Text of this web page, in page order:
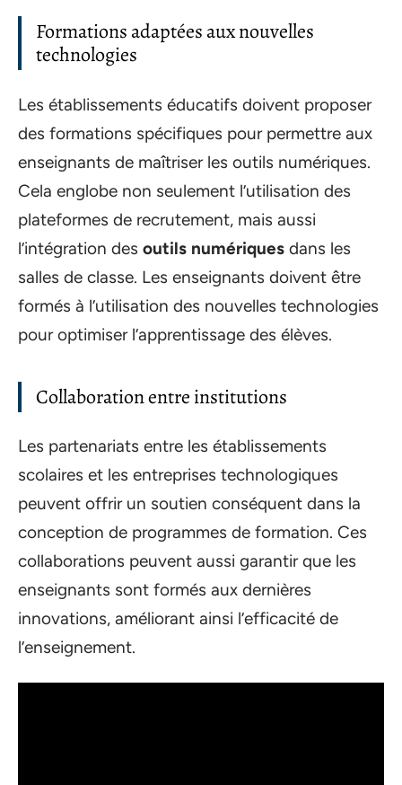
Formations adaptées aux nouvelles
technologies
Les établissements éducatifs doivent proposer
des formations spécifiques pour permettre aux
enseignants de maîtriser les outils numériques.
Cela englobe non seulement l’utilisation des
plateformes de recrutement, mais aussi
l’intégration des outils numériques dans les
salles de classe. Les enseignants doivent être
formés à l’utilisation des nouvelles technologies
pour optimiser l’apprentissage des élèves.
Collaboration entre institutions
Les partenariats entre les établissements
scolaires et les entreprises technologiques
peuvent offrir un soutien conséquent dans la
conception de programmes de formation. Ces
collaborations peuvent aussi garantir que les
enseignants sont formés aux dernières
innovations, améliorant ainsi l’efficacité de
l’enseignement.